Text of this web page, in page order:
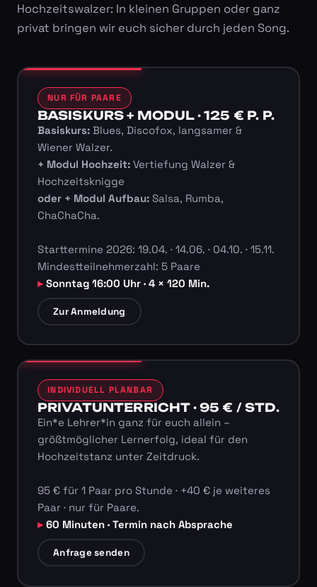
Hochzeitswalzer: In kleinen Gruppen oder ganz
privat bringen wir euch sicher durch jeden Song.
NUR FÜR PAARE
BASISKURS + MODUL · 125 € P. P.
Basiskurs:Blues, Discofox, langsamer &
Wiener Walzer.
+ Modul Hochzeit:Vertiefung Walzer &
Hochzeitsknigge
oder + Modul Aufbau:Salsa, Rumba,
ChaChaCha.
Starttermine 2026: 19.04. · 14.06. · 04.10. · 15.11.
Mindestteilnehmerzahl: 5 Paare
Sonntag 16:00 Uhr · 4 × 120 Min.
Zur Anmeldung
INDIVIDUELL PLANBAR
PRIVATUNTERRICHT · 95 € / STD.
Ein*e Lehrer*in ganz für euch allein –
größtmöglicher Lernerfolg, ideal für den
Hochzeitstanz unter Zeitdruck.
95 € für 1 Paar pro Stunde · +40 € je weiteres
Paar · nur für Paare.
60 Minuten · Termin nach Absprache
Anfrage senden